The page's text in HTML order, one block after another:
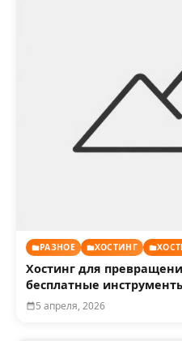
РАЗНОЕ ХОСТИНГ
Хостинг для
бесплатные
5 апреля, 2026